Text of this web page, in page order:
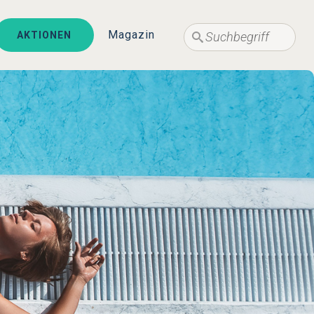
AKTIONEN Magazin
Suche
Suche